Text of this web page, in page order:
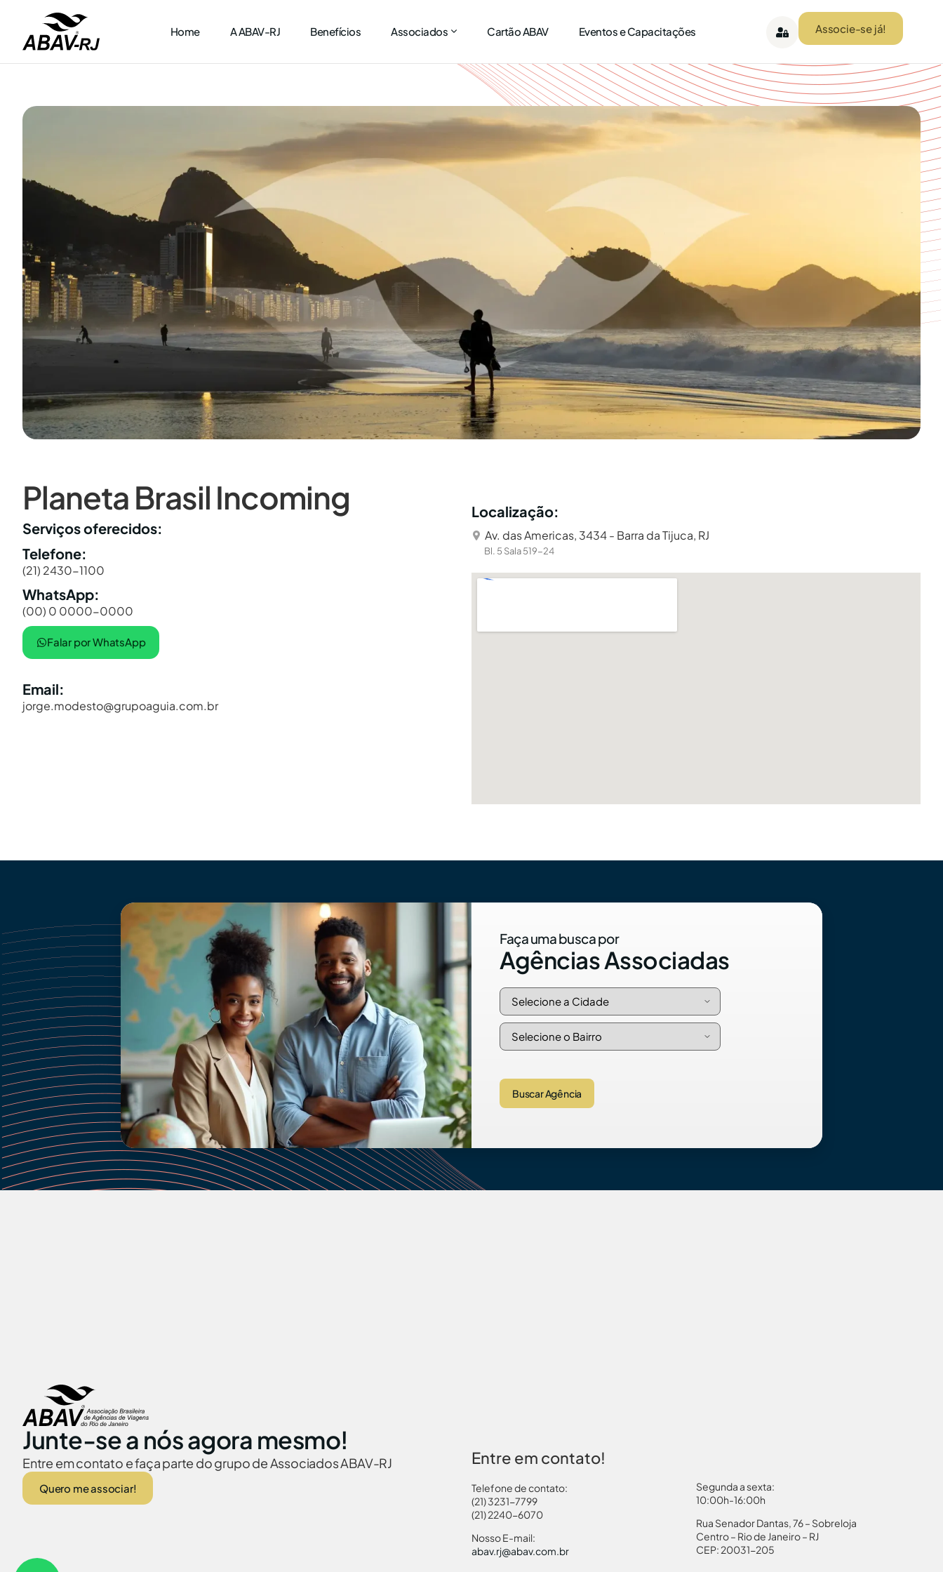
Home A ABAV-RJ Benefícios Associados Cartão ABAV Eventos e Capacitações Associe-se já!
Planeta Brasil Incoming
Serviços oferecidos:
Telefone:
(21) 2430-1100
WhatsApp:
(00) 0 0000-0000
Falar por WhatsApp
Email:
jorge.modesto@grupoaguia.com.br
Localização:
Av. das Americas, 3434 - Barra da Tijuca, RJ
Bl. 5 Sala 519-24
Faça uma busca por
Agências Associadas
Buscar Agência
Junte-se a nós agora mesmo!
Entre em contato e faça parte do grupo de Associados ABAV-RJ
Quero me associar!
Entre em contato!
Telefone de contato:
(21) 3231-7799
(21) 2240-6070
Nosso E-mail:
abav.rj@abav.com.br
Segunda a sexta:
10:00h-16:00h
Rua Senador Dantas, 76 – Sobreloja
Centro – Rio de Janeiro – RJ
CEP: 20031-205
Autorização Menores